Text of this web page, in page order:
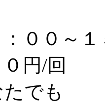
００～１
円/回
でも